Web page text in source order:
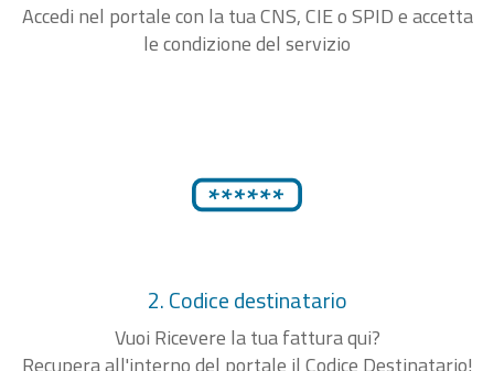
Accedi nel portale con la tua CNS, CIE o SPID e accetta
le condizione del servizio
2. Codice destinatario
Vuoi Ricevere la tua fattura qui?
Recupera all'interno del portale il Codice Destinatario!